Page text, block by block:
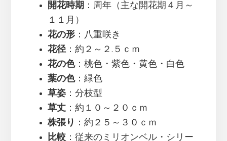
開花時期 ：周年（主な開花期４月～
１１月）
花の形：八重咲き
花径：約２～２.５ｃｍ
花の色：桃色・紫色・黄色・白色
葉の色：緑色
草姿：分枝型
草丈：約１０～２０ｃｍ
株張り
：約２５～３０ｃｍ
比較：従来のミリオンベル・シリー